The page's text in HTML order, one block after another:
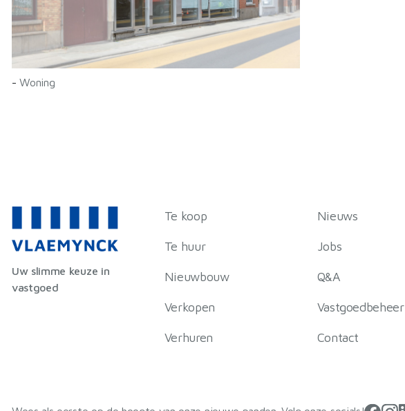
-Woning
Uw slimme keuze in
vastgoed
Te koop
Te huur
Nieuwbouw
Verkopen
Verhuren
Nieuws
Jobs
Q&A
Vastgoedbeheer
Contact